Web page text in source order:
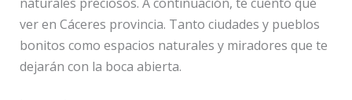
ver en Cáceres provincia. Tanto ciudades y pueblos
bonitos como espacios naturales y miradores que te
dejarán con la boca abierta.